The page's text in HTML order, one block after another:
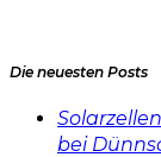
Die neuesten Posts
bei